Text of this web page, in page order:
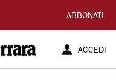
ABBONATI
ACCEDI